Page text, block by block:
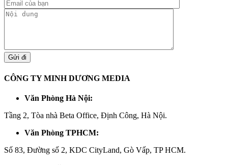
CÔNG TY MINH DƯƠNG MEDIA
Văn Phòng Hà Nội:
Tầng 2, Tòa nhà Beta Office, Định Công, Hà Nội.
Văn Phòng TPHCM:
Số 83, Đường số 2, KDC CityLand, Gò Vấp, TP HCM.